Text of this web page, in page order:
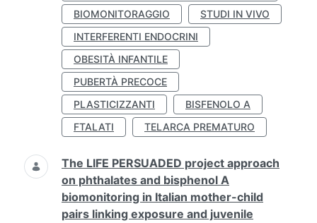
BIOMONITORAGGIO
STUDI IN VIVO
INTERFERENTI ENDOCRINI
OBESITÀ INFANTILE
PUBERTÀ PRECOCE
PLASTICIZZANTI
BISFENOLO A
FTALATI
TELARCA PREMATURO
The LIFE PERSUADED project approach
on phthalates and bisphenol A
biomonitoring in Italian mother-child
pairs linking exposure and juvenile